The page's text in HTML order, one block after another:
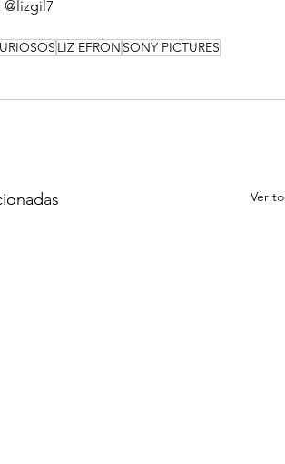
@lizgil7
LIZ EFRON SONY PICTURES
Ver